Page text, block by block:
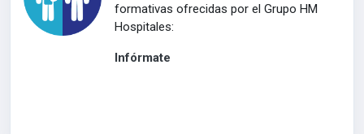
formativas ofrecidas por el Grupo HM
Hospitales:
Infórmate